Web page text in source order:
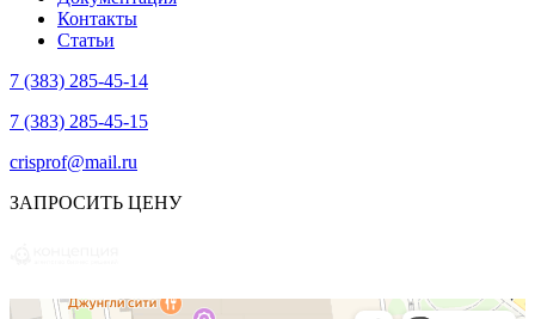
Контакты
Статьи
7 (383) 285-45-14
7 (383) 285-45-15
crisprof@mail.ru
ЗАПРОСИТЬ ЦЕНУ